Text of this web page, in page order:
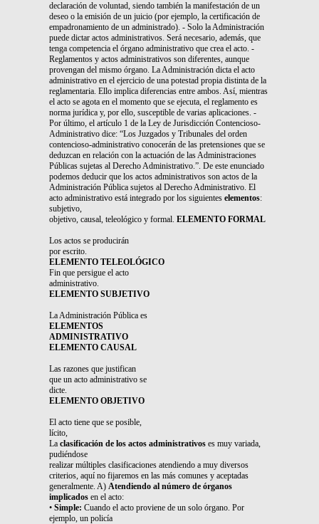
declaración de voluntad, siendo también la manifestación de un
deseo o la emisión de un juicio (por ejemplo, la certificación de
empadronamiento de un administrado). - Solo la Administración
puede dictar actos administrativos. Será necesario, además, que
tenga competencia el órgano administrativo que crea el acto. -
Reglamentos y actos administrativos son diferentes, aunque
provengan del mismo órgano. La Administración dicta el acto
administrativo en el ejercicio de una potestad propia distinta de la
reglamentaria. Ello implica diferencias entre ambos. Así, mientras
el acto se agota en el momento que se ejecuta, el reglamento es
norma jurídica y, por ello, susceptible de varias aplicaciones. -
Por último, el artículo 1 de la Ley de Jurisdicción Contencioso-
Administrativo dice: “Los Juzgados y Tribunales del orden
contencioso-administrativo conocerán de las pretensiones que se
deduzcan en relación con la actuación de las Administraciones
Públicas sujetas al Derecho Administrativo.”. De este enunciado
podemos deducir que los actos administrativos son actos de la
Administración Pública sujetos al Derecho Administrativo. El
acto administrativo está integrado por los siguientes elementos:
subjetivo,
objetivo, causal, teleológico y formal. ELEMENTO FORMAL
Los actos se producirán
por escrito.
ELEMENTO TELEOLÓGICO
Fin que persigue el acto
administrativo.
ELEMENTO SUBJETIVO
La Administración Pública es
ELEMENTOS
ADMINISTRATIVO
ELEMENTO CAUSAL
Las razones que justifican
que un acto administrativo se
dicte.
ELEMENTO OBJETIVO
El acto tiene que se posible,
lícito,
La clasificación de los actos administrativos es muy variada,
pudiéndose
realizar múltiples clasificaciones atendiendo a muy diversos
criterios, aquí no fijaremos en las más comunes y aceptadas
generalmente. A) Atendiendo al número de órganos
implicados en el acto:
• Simple: Cuando el acto proviene de un solo órgano. Por
ejemplo, un policía